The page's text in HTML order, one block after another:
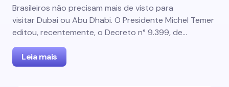
Brasileiros não precisam mais de visto para
visitar Dubai ou Abu Dhabi. O Presidente Michel Temer
editou, recentemente, o Decreto n° 9.399, de…
Leia mais